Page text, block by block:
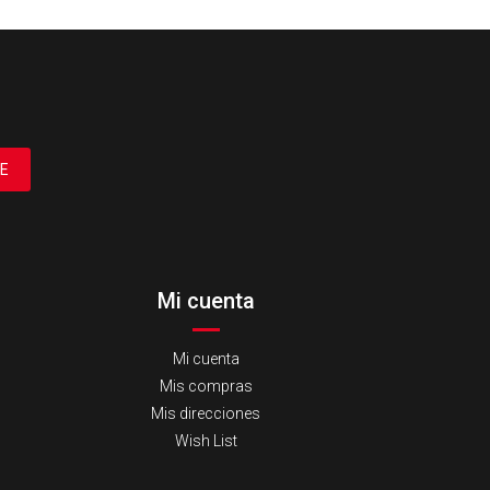
Mi cuenta
Mi cuenta
Mis compras
Mis direcciones
Wish List